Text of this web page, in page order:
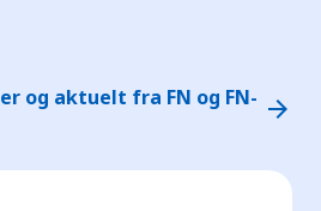
og aktuelt fra FN og FN- arrow_forward